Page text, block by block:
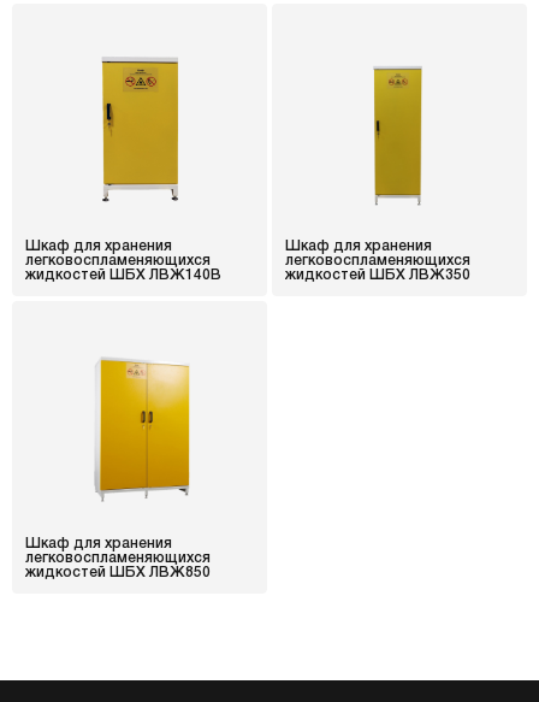
Шкаф для хранения
легковоспламеняющихся
жидкостей ШБХ ЛВЖ140В
Шкаф для хранения
легковоспламеняющихся
жидкостей ШБХ ЛВЖ350
Шкаф для хранения
легковоспламеняющихся
жидкостей ШБХ ЛВЖ850